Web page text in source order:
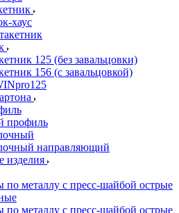
хаус
125 (без завальцовки)
156 (с завальцовкой)
профиль
направляющий
изделия
по металлу с пресс-шайбой острые
по металлу с пресс-шайбой острые